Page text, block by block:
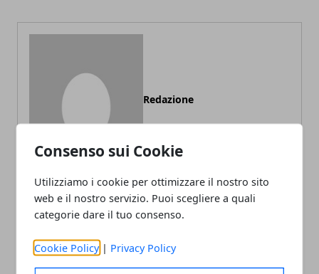
Consenso sui Cookie
Utilizziamo i cookie per ottimizzare il nostro sito
web e il nostro servizio. Puoi scegliere a quali
categorie dare il tuo consenso.
Cookie Policy | Privacy Policy
Redazione